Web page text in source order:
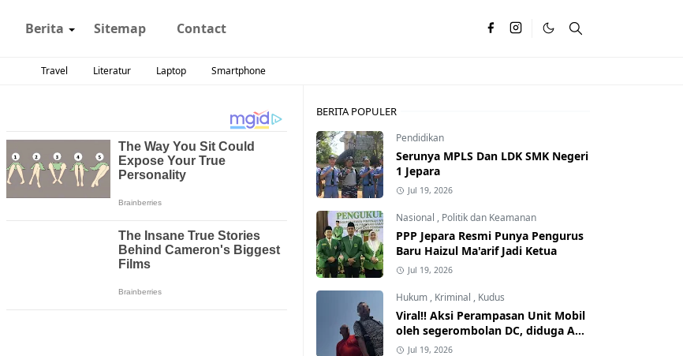
Berita Sitemap Contact
Travel Literatur Laptop Smartphone
BERITA POPULER
Pendidikan
Serunya MPLS Dan LDK SMK Negeri
1 Jepara
Jul 19, 2026
Nasional , Politik dan Keamanan
PPP Jepara Resmi Punya Pengurus
Baru Haizul Ma'arif Jadi Ketua
Jul 19, 2026
Hukum , Kriminal , Kudus
Viral!! Aksi Perampasan Unit Mobil
oleh segerombolan DC, diduga Ada
Dalangnya
Jul 19, 2026